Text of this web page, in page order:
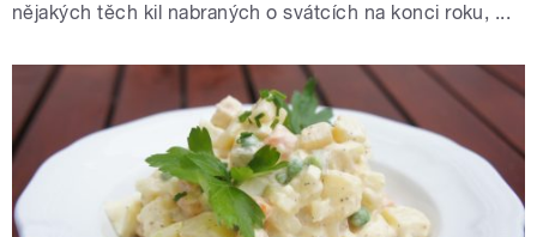
nějakých těch kil nabraných o svátcích na konci roku, ...